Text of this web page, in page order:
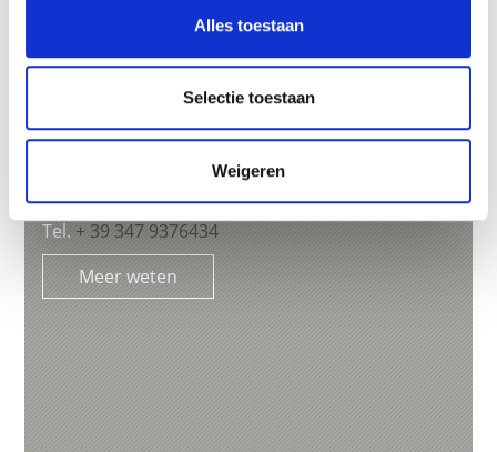
Alles toestaan
Selectie toestaan
Weigeren
Tel.+39 335 5250960
Meer weten
Tel. + 39 347 9376434
Meer weten